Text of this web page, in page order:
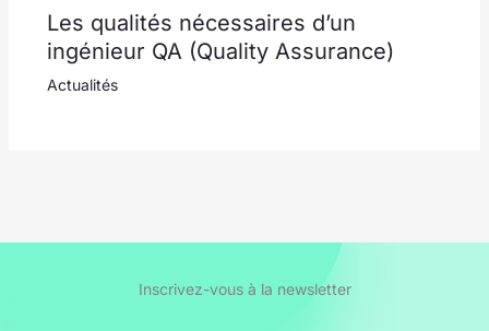
Les qualités nécessaires d’un
ingénieur QA (Quality Assurance)
Actualités
Inscrivez-vous à la newsletter